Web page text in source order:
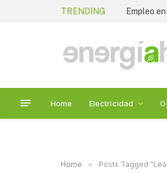
TRENDING Empleo
Home Electricidad
Home » Posts Tagged